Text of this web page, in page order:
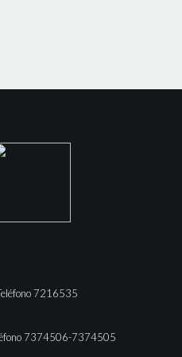
7216535
7374506-7374505